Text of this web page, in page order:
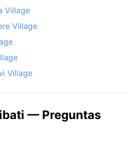
Village
Village
Village
— Preguntas